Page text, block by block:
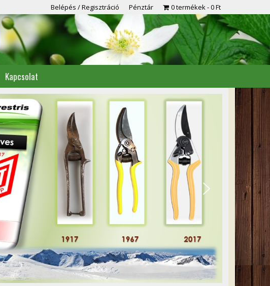
Belépés / Regisztráció Pénztár 0 termékek 0 Ft
Kapcsolat